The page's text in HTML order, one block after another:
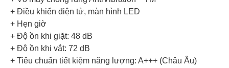
+ Điều khiển điện tử, màn hình LED
+ Hẹn giờ
+ Độ ồn khi giặt: 48 dB
+ Độ ồn khi vắt: 72 dB
+ Tiêu chuẩn tiết kiệm năng lượng: A+++ (Châu Âu)